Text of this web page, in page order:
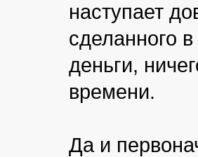
наступает
сделанного
деньги,
времени.
Да и